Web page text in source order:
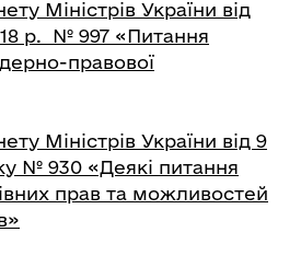
Міністрів України від
р. № 997 «Питання
правової
Міністрів України від 9
№ 930 «Деякі питання
прав та можливостей